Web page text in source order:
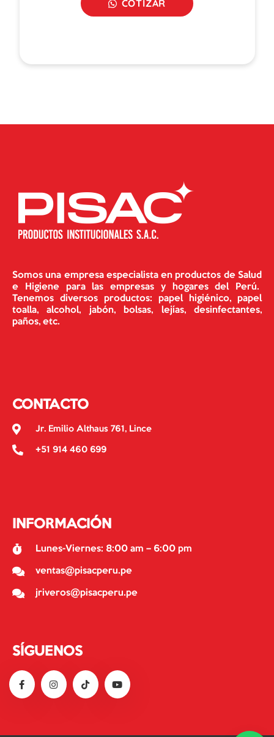
COTIZAR
Somos una empresa especialista en productos de Salud
e Higiene para las empresas y hogares del Perú.
Tenemos diversos productos: papel higiénico, papel
toalla, alcohol, jabón, bolsas, lejías, desinfectantes,
paños, etc.
CONTACTO
Jr. Emilio Althaus 761, Lince
+51 914 460 699
INFORMACIÓN
Lunes-Viernes: 8:00 am – 6:00 pm
ventas@pisacperu.pe
jriveros@pisacperu.pe
SÍGUENOS